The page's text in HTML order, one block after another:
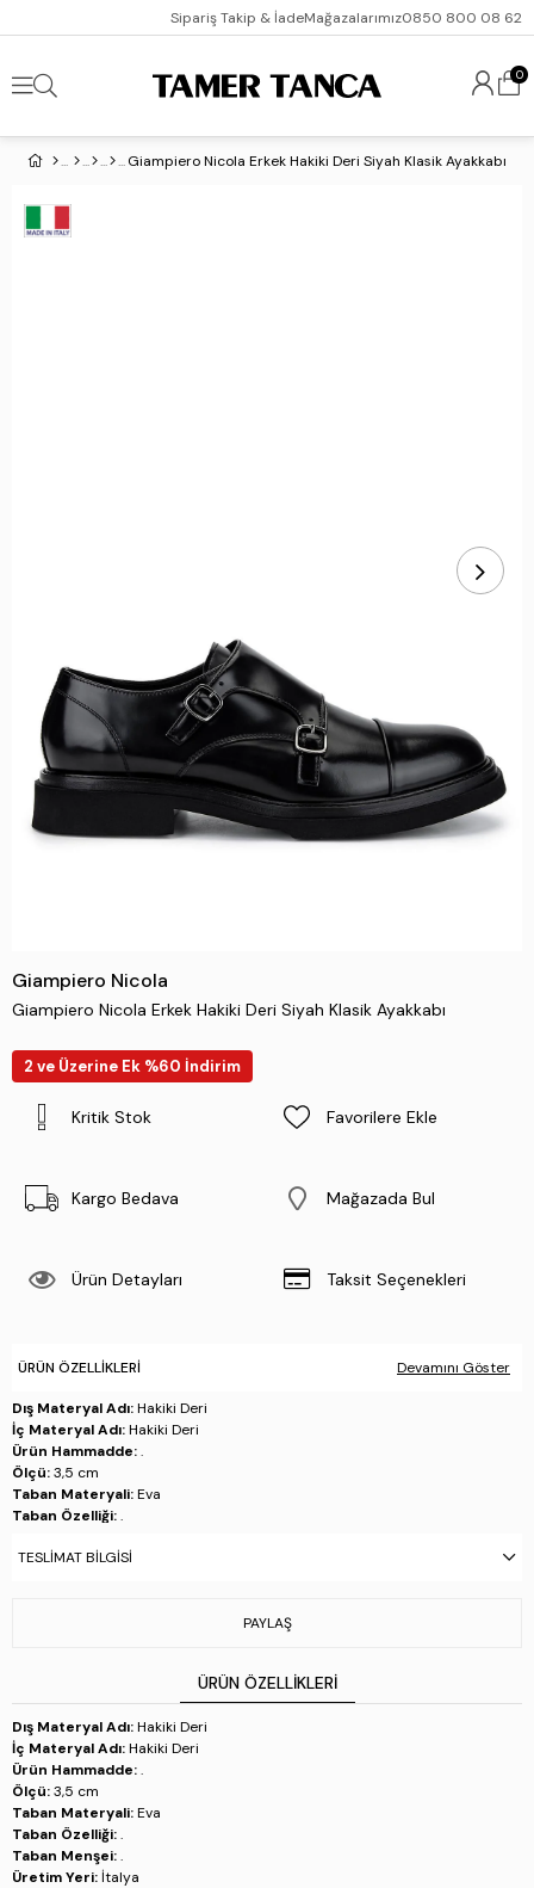
Sipariş Takip & İadeMağazalarımız0850 800 08 62
0
Giampiero Nicola Erkek Hakiki Deri Siyah Klasik Ayakkabı
Giampiero Nicola
Giampiero Nicola Erkek Hakiki Deri Siyah Klasik Ayakkabı
2 ve Üzerine Ek %60 İndirim
Kritik Stok Favorilere Ekle
Kargo Bedava Mağazada Bul
Ürün Detayları Taksit Seçenekleri
ÜRÜN ÖZELLIKLERI Devamını Göster
Dış Materyal Adı:Hakiki Deri
İç Materyal Adı:Hakiki Deri
Ürün Hammadde:.
Ölçü:3,5 cm
Taban Materyali:Eva
Taban Özelliği:.
Üretim Yeri:İtalya
42 = 27.0
43 = 27.6
44 = 28.3
45 = 29.0
46 = 29.6
Stok Kodu : 664 F46407A ERK AYK SK25-26 NERO
TESLIMAT BILGISI
PAYLAŞ
ÜRÜN ÖZELLIKLERI
Dış Materyal Adı:Hakiki Deri
İç Materyal Adı:Hakiki Deri
Ürün Hammadde:.
Ölçü:3,5 cm
Taban Materyali:Eva
Taban Özelliği:.
Taban Menşei:.
Üretim Yeri: İtalya